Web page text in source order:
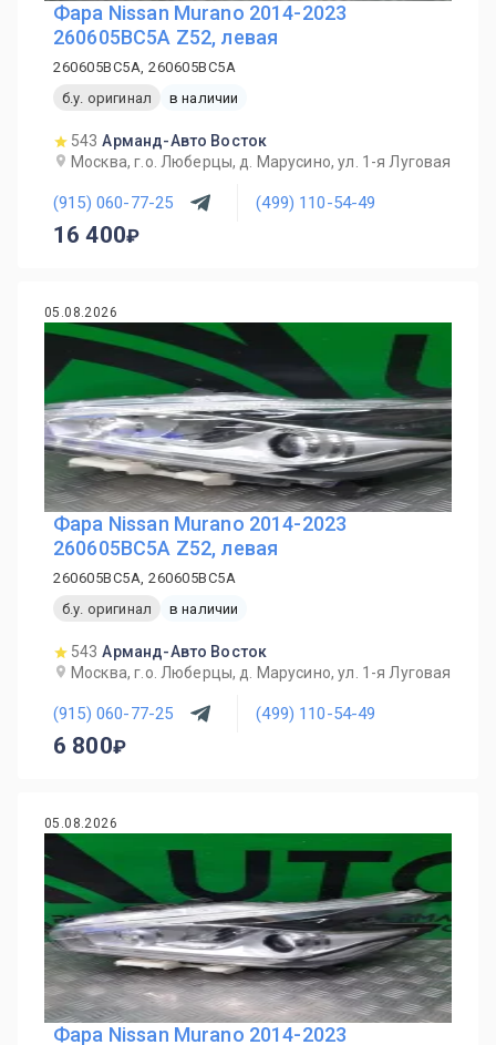
Фара Nissan Murano 2014-2023
260605BC5A Z52, левая
260605BC5A, 260605BC5A
б.у. оригинал
в наличии
543 Арманд-Авто Восток
Москва, г.о. Люберцы, д. Марусино, ул. 1-я Луговая
(915) 060-77-25 (499) 110-54-49
16 400
05.08.2026
Фара Nissan Murano 2014-2023
260605BC5A Z52, левая
260605BC5A, 260605BC5A
б.у. оригинал
в наличии
543 Арманд-Авто Восток
Москва, г.о. Люберцы, д. Марусино, ул. 1-я Луговая
(915) 060-77-25 (499) 110-54-49
6 800
05.08.2026
Фара Nissan Murano 2014-2023